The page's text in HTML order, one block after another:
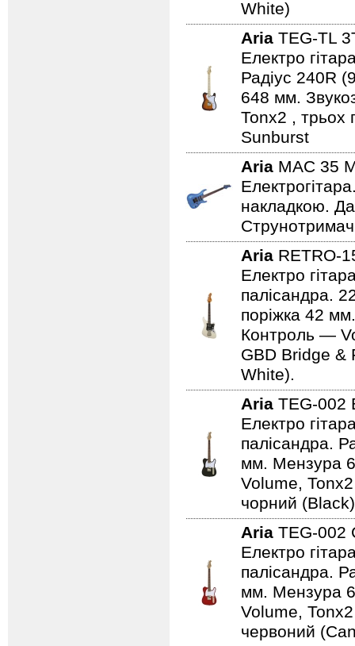
White)
Aria TEG-TL
Електро
Радіус 240R
648 мм.
Tonx2 , трьох
Sunburst
Aria MAC 35
накладкою.
Aria RETRO-
Електро
палісандра.
поріжка 42
Контроль —
GBD Bridge &
White).
Aria TEG-002
Електро
палісандра.
мм. Мензура
Volume,
чорний
Aria TEG-002
Електро
палісандра.
мм. Мензура
Volume,
червоний